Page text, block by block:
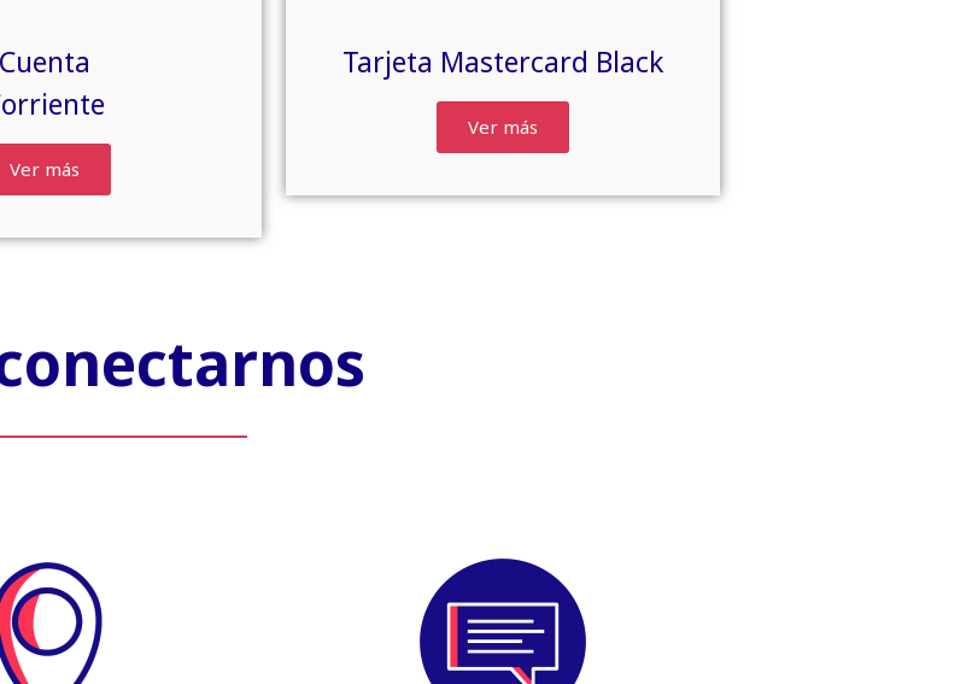
Cuenta
Ver más
Tarjeta Mastercard Black
Ver más